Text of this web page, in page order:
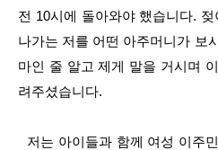
전 10시에 돌아와야 했습니다.
나가는 저를 어떤 아주머니가 보
마인 줄 알고 제게 말을 거시며
려주셨습니다.
저는 아이들과 함께 여성 이주